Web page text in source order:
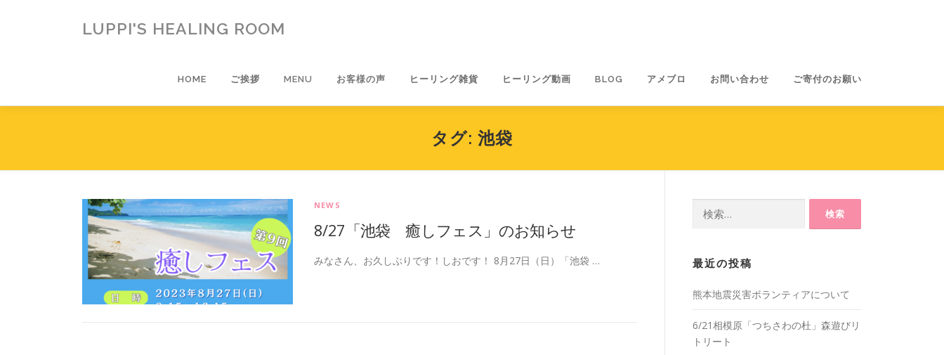
ス
LUPPI'S HEALING ROOM
HOME ご挨拶 MENU お客様の声 ヒーリング雑貨 ヒーリング動画 BLOG アメブロ お問い合わせ ご寄付のお願い
タグ: 池袋
NEWS
8/27「池袋 癒しフェス」のお知らせ
みなさん、お久しぶりです！しおです！ 8月27日（日）「池袋 … 最近の投稿
熊本地震災害ボランティアについて
6/21相模原「つちさわの杜」森遊びリ
トリート